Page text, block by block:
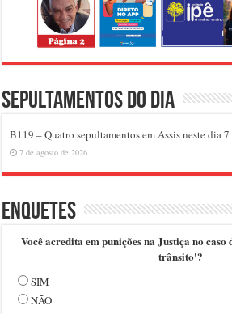
Sepultamentos do dia
B119 – Quatro sepultamentos em Assis neste dia 7
7 de agosto de 2026
Enquetes
Você acredita em punições na Justiça no
trânsito'?
SIM
NÃO